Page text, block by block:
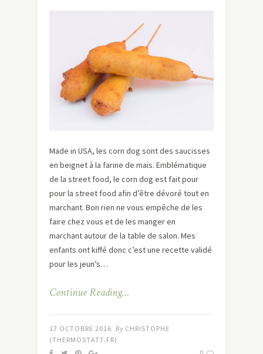
Made in USA, les corn dog sont des saucisses
en beignet à la farine de maïs. Emblématique
de la street food, le corn dog est fait pour
pour la street food afin d’être dévoré tout en
marchant. Bon rien ne vous empêche de les
faire chez vous et de les manger en
marchant autour de la table de salon. Mes
enfants ont kiffé donc c’est une recette validé
pour les jeun’s…
Continue Reading…
17 OCTOBRE 2016 By CHRISTOPHE
(THERMOSTAT7.FR)